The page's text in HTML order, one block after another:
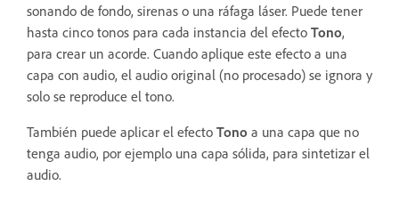
sonando de fondo, sirenas o una ráfaga láser. Puede tener
hasta cinco tonos para cada instancia del efecto Tono,
para crear un acorde. Cuando aplique este efecto a una
capa con audio, el audio original (no procesado) se ignora y
solo se reproduce el tono.
También puede aplicar el efecto Tono a una capa que no
tenga audio, por ejemplo una capa sólida, para sintetizar el
audio.